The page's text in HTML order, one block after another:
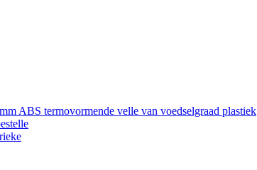
ABS termovormende velle van voedselgraad plastiek